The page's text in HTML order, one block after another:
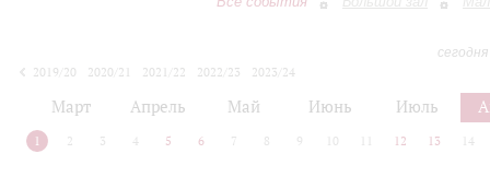
2019/20
2020/21 2021/22 2022/23
2023/24
Март Апрель Май Июнь Июль
1 2 3 4 5 6 7 8 9 10 12 13 14